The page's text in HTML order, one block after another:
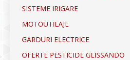
SISTEME IRIGARE
MOTOUTILAJE
GARDURI ELECTRICE
OFERTE PESTICIDE GLISSANDO